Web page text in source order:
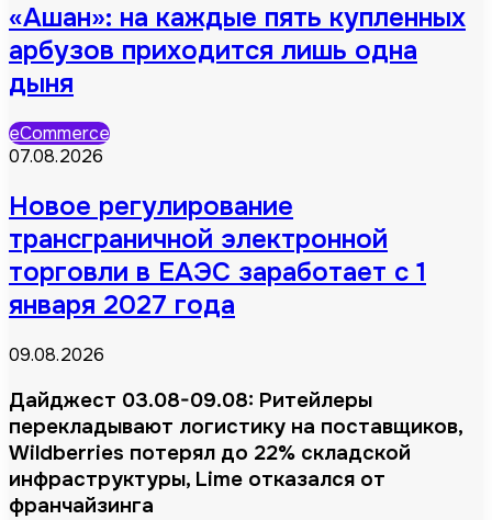
«Ашан»: на каждые пять купленных
арбузов приходится лишь одна
дыня
eCommerce
07.08.2026
Новое регулирование
трансграничной электронной
торговли в ЕАЭС заработает с 1
января 2027 года
09.08.2026
Дайджест 03.08-09.08: Ритейлеры
перекладывают логистику на поставщиков,
Wildberries потерял до 22% складской
инфраструктуры, Lime отказался от
франчайзинга